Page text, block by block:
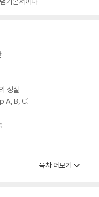
성질
A, B, C)
질
목차 더보기